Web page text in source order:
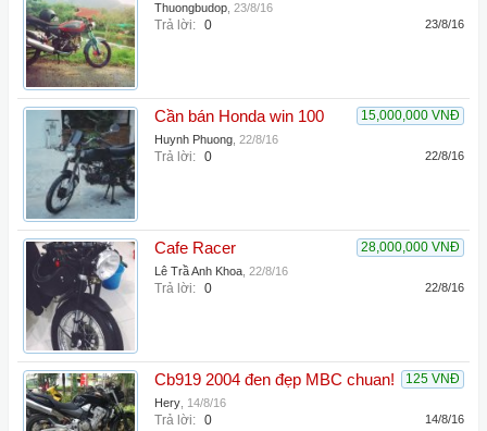
Thuongbudop 23/8/16
Trả lời: 0 23/8/16
15,000,000 VNĐ
Cần bán Honda win 100
Huynh Phuong 22/8/16
Trả lời: 0 22/8/16
28,000,000 VNĐ
Cafe Racer
Lê Trầ Anh Khoa 22/8/16
Trả lời: 0 22/8/16
125 VNĐ
Cb919 2004 đen đẹp MBC chuan!
Hery 14/8/16
Trả lời: 0 14/8/16